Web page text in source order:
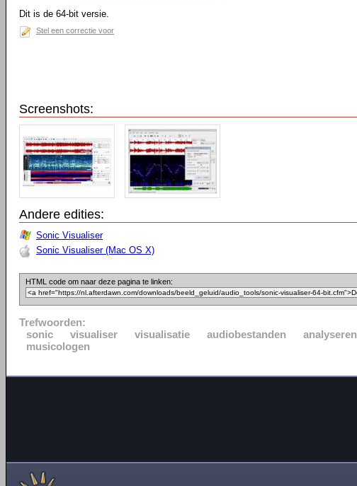
Dit is de 64-bit versie.
Stel een correctie voor
Screenshots:
Andere edities:
Sonic Visualiser
Sonic Visualiser (Mac OS X)
HTML code om naar deze pagina te linken:
Trefwoorden:
sonic
visualiser visualisatie audiobestanden analyseren
musicologen